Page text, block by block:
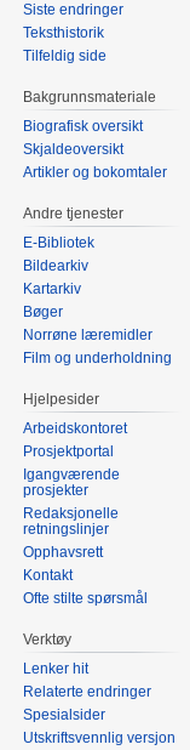
Siste endringer
Teksthistorik
Tilfeldig side
Bakgrunnsmateriale
Biografisk oversikt
Skjaldeoversikt
Artikler og bokomtaler
Andre tjenester
E-Bibliotek
Bildearkiv
Kartarkiv
Bøger
Norrøne læremidler
Film og underholdning
Hjelpesider
Arbeidskontoret
Prosjektportal
Igangværende
prosjekter
Redaksjonelle
retningslinjer
Opphavsrett
Kontakt
Ofte stilte spørsmål
Verktøy
Lenker hit
Relaterte endringer
Spesialsider
Utskriftsvennlig versjon